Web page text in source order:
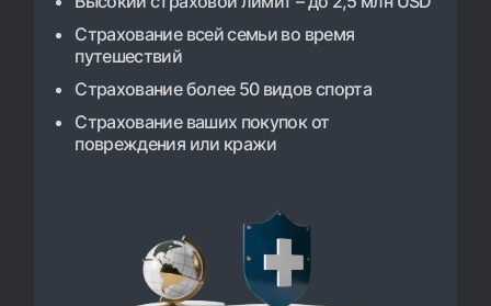
Страхование всей семьи во время
путешествий
Страхование более 50 видов спорта
Страхование ваших покупок от
повреждения или кражи